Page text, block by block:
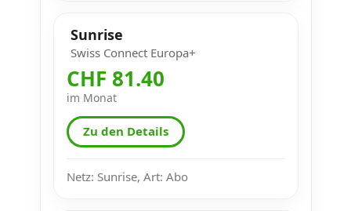
Sunrise
Swiss Connect Europa+
CHF 81.40
im Monat
Zu den Details
Netz: Sunrise, Art: Abo